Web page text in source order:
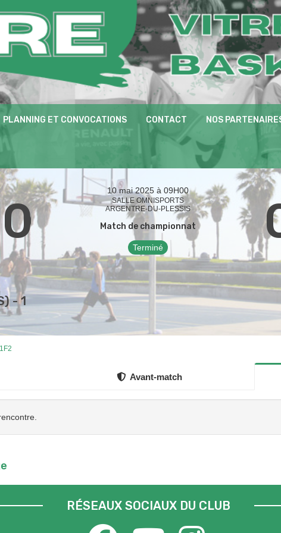
PLANNING ET CONVOCATIONS CONTACT NOS
10 mai 2025 à 09H00
SALLE OMNISPORTS
ARGENTRE-DU-PLESSIS
Match de championnat
Terminé
- 1
Avant-match
RÉSEAUX SOCIAUX DU CLUB